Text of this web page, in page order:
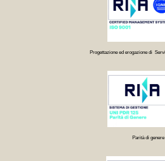
Progettazione ed erogazione di
Parità di genere